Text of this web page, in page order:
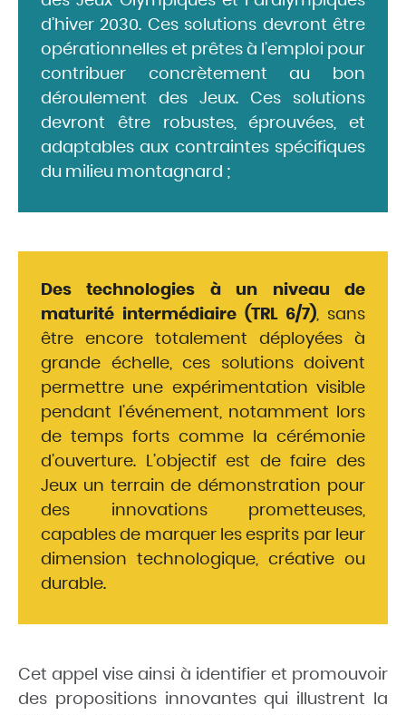
d’hiver 2030. Ces solutions devront être
opérationnelles et prêtes à l’emploi pour
contribuer concrètement au bon
déroulement des Jeux. Ces solutions
devront être robustes, éprouvées, et
adaptables aux contraintes spécifiques
du milieu montagnard ;
Des technologies à un niveau de
maturité intermédiaire (TRL 6/7), sans
être encore totalement déployées à
grande échelle, ces solutions doivent
permettre une expérimentation visible
pendant l’événement, notamment lors
de temps forts comme la cérémonie
d’ouverture. L’objectif est de faire des
Jeux un terrain de démonstration pour
des innovations prometteuses,
capables de marquer les esprits par leur
dimension technologique, créative ou
durable.
Cet appel vise ainsi à identifier et promouvoir
des propositions innovantes qui illustrent la